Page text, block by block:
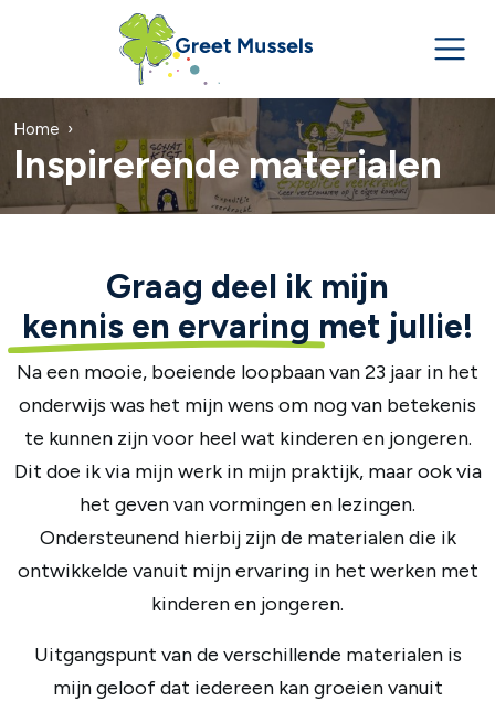
Home
Inspirerende materialen
Graag deel ik mijn
kennis en ervaring met jullie!
Na een mooie, boeiende loopbaan van 23 jaar in het
onderwijs was het mijn wens om nog van betekenis
te kunnen zijn voor heel wat kinderen en jongeren.
Dit doe ik via mijn werk in mijn praktijk, maar ook via
het geven van vormingen en lezingen.
Ondersteunend hierbij zijn de materialen die ik
ontwikkelde vanuit mijn ervaring in het werken met
kinderen en jongeren.
Uitgangspunt van de verschillende materialen is
mijn geloof dat iedereen kan groeien vanuit